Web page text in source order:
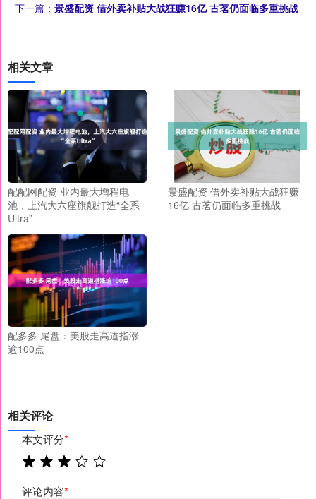
下一篇： 景盛配资 借外卖补贴大战狂赚16亿 古茗仍面临多重挑战
相关文章
配配网配资 业内最大增程电
池，上汽大六座旗舰打造“全系
Ultra”
景盛配资 借外卖补贴大战狂赚
16亿 古茗仍面临多重挑战
配多多 尾盘：美股走高道指涨
逾100点
相关评论
本文评分*
评论内容*